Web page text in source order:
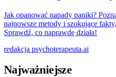
Jak opanować napady paniki?
najnowsze metody i szokujące
Sprawdź, co naprawdę działa!
redakcja psychoterapeuta.ai
Najważniejsze